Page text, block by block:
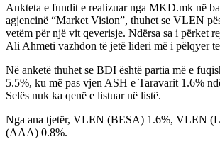
Ankteta e fundit e realizuar nga MKD.mk në
agjencinë “Market Vision”, thuhet se VLEN
vetëm për një vit qeverisje. Ndërsa sa i përket
Ali Ahmeti vazhdon të jetë lideri më i pëlqyer
Në anketë thuhet se BDI është partia më e
5.5%, ku më pas vjen ASH e Taravarit 1.6%
Selës nuk ka qenë e listuar në listë.
Nga ana tjetër, VLEN (BESA) 1.6%, VLEN
(AAA) 0.8%.